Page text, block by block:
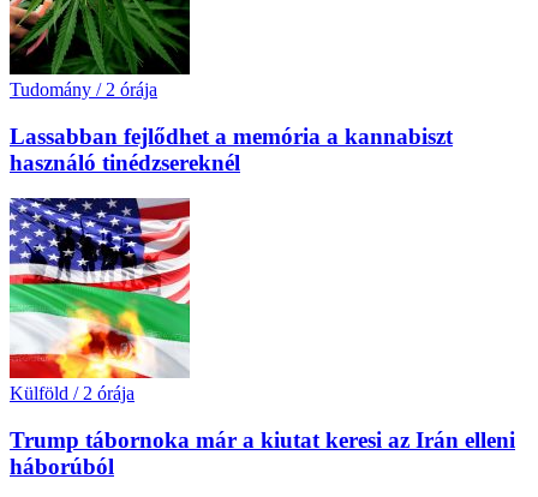
Tudomány / 2 órája
Lassabban fejlődhet a memória a kannabiszt
használó tinédzsereknél
Külföld / 2 órája
Trump tábornoka már a kiutat keresi az Irán elleni
háborúból